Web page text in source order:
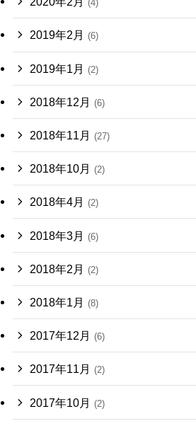
(4)
2019年2月 (6)
2019年1月 (2)
2018年12月 (6)
2018年11月 (27)
2018年10月 (2)
2018年4月 (2)
2018年3月 (6)
2018年2月 (2)
2018年1月 (8)
2017年12月 (6)
2017年11月 (2)
2017年10月 (2)